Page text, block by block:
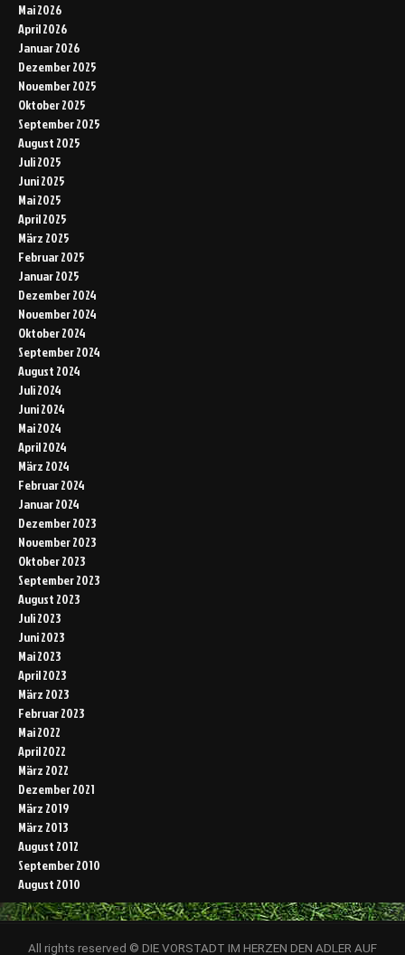
Mai 2026
April 2026
Januar 2026
Dezember 2025
November 2025
Oktober 2025
September 2025
August 2025
Juli 2025
Juni 2025
Mai 2025
April 2025
März 2025
Februar 2025
Januar 2025
Dezember 2024
November 2024
Oktober 2024
September 2024
August 2024
Juli 2024
Juni 2024
Mai 2024
April 2024
März 2024
Februar 2024
Januar 2024
Dezember 2023
November 2023
Oktober 2023
September 2023
August 2023
Juli 2023
Juni 2023
Mai 2023
April 2023
März 2023
Februar 2023
Mai 2022
April 2022
März 2022
Dezember 2021
März 2019
März 2013
August 2012
September 2010
August 2010
All rights reserved © DIE VORSTADT IM HERZEN DEN ADLER AUF